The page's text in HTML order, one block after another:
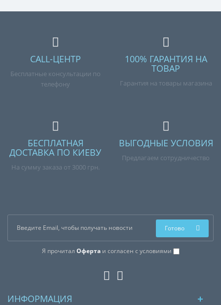
CALL-ЦЕНТР
Бесплатные консультации по
телефону
100% ГАРАНТИЯ НА
ТОВАР
Гарантия на товары магазина
БЕСПЛАТНАЯ
ДОСТАВКА ПО КИЕВУ
На сумму заказа от 3000 грн.
ВЫГОДНЫЕ УСЛОВИЯ
Предлагаем сотрудничество
Я прочитал Офертаи согласен с условиями
Готово
ИНФОРМАЦИЯ